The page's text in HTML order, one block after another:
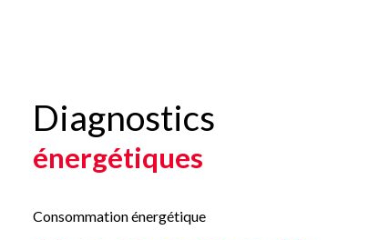
Diagnostics
énergétiques
Consommation énergétique